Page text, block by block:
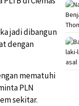
jadi dibangun
dengan
mematuhi
PLN
sekitar.